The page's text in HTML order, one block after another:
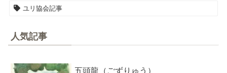
ユリ協会記事
人気記事
五頭龍（ごずりゅう）